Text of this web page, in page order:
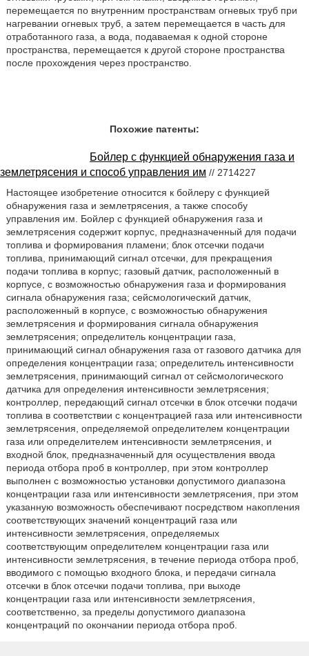
перемещается по внутренним пространствам огневых труб при
нагревании огневых труб, а затем перемещается в часть для
отработанного газа, а вода, подаваемая к одной стороне
пространства, перемещается к другой стороне пространства
после прохождения через пространство.
Похожие патенты:
Бойлер с функцией обнаружения газа и
землетрясения и способ управления им // 2714227
Настоящее изобретение относится к бойлеру с функцией
обнаружения газа и землетрясения, а также способу
управления им. Бойлер с функцией обнаружения газа и
землетрясения содержит корпус, предназначенный для подачи
топлива и формирования пламени; блок отсечки подачи
топлива, принимающий сигнал отсечки, для прекращения
подачи топлива в корпус; газовый датчик, расположенный в
корпусе, с возможностью обнаружения газа и формирования
сигнала обнаружения газа; сейсмологический датчик,
расположенный в корпусе, с возможностью обнаружения
землетрясения и формирования сигнала обнаружения
землетрясения; определитель концентрации газа,
принимающий сигнал обнаружения газа от газового датчика для
определения концентрации газа; определитель интенсивности
землетрясения, принимающий сигнал от сейсмологического
датчика для определения интенсивности землетрясения;
контроллер, передающий сигнал отсечки в блок отсечки подачи
топлива в соответствии с концентрацией газа или интенсивности
землетрясения, определяемой определителем концентрации
газа или определителем интенсивности землетрясения, и
входной блок, предназначенный для осуществления ввода
периода отбора проб в контроллер, при этом контроллер
выполнен с возможностью установки допустимого диапазона
концентрации газа или интенсивности землетрясения, при этом
указанную возможность обеспечивают посредством накопления
соответствующих значений концентраций газа или
интенсивности землетрясения, определяемых
соответствующим определителем концентрации газа или
интенсивности землетрясения, в течение периода отбора проб,
вводимого с помощью входного блока, и передачи сигнала
отсечки в блок отсечки подачи топлива, при выходе
концентрации газа или интенсивности землетрясения,
соответственно, за пределы допустимого диапазона
концентраций по окончании периода отбора проб.